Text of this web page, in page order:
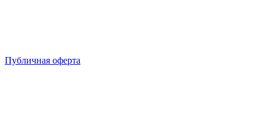
Публичная оферта